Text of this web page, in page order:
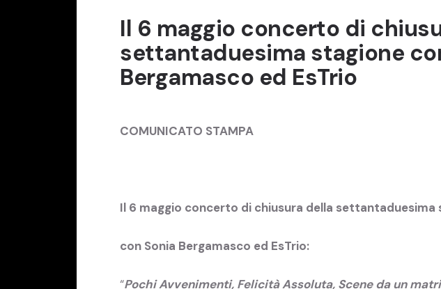
Il 6 maggio concerto di
settantaduesima stagione
Bergamasco ed EsTrio
COMUNICATO STAMPA
Il 6 maggio concerto di chiusura della settantaduesima
con Sonia Bergamasco ed EsTrio:
“Pochi Avvenimenti, Felicità Assoluta, Scene da un